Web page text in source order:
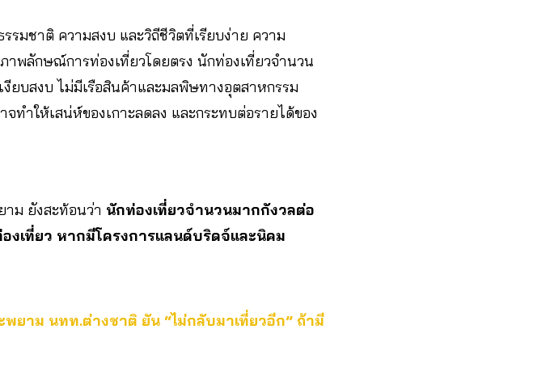
รมชาติ ความสงบ และวิถีชีวิตที่เรียบง่าย ความ
พลักษณ์การท่องเที่ยวโดยตรง นักท่องเที่ยวจำนวน
งียบสงบ ไม่มีเรือสินค้าและมลพิษทางอุตสาหกรรม
ทำให้เสน่ห์ของเกาะลดลง และกระทบต่อรายได้ของ
าม ยังสะท้อนว่า นักท่องเที่ยวจำนวนมากกังวลต่อ
เที่ยว หากมีโครงการแลนด์บริดจ์และนิคม
พยาม นทท.ต่างชาติ ยัน “ไม่กลับมาเที่ยวอีก” ถ้ามี